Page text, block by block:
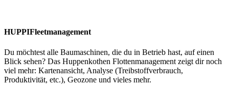
HUPPIFleetmanagement
Du möchtest alle Baumaschinen, die du in Betrieb hast, auf einen
Blick sehen? Das Huppenkothen Flottenmanagement zeigt dir noch
viel mehr: Kartenansicht, Analyse (Treibstoffverbrauch,
Produktivität, etc.), Geozone und vieles mehr.